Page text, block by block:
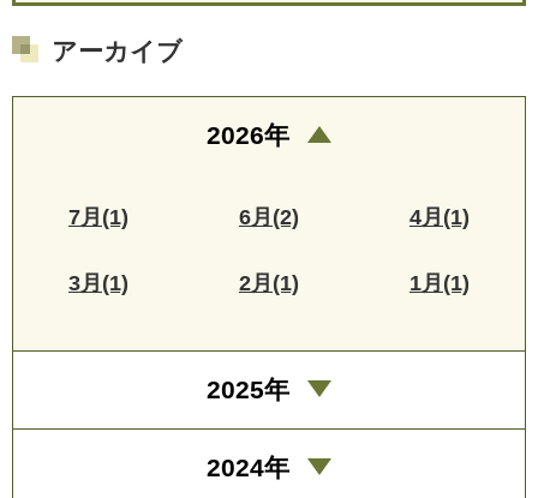
アーカイブ
2026年
7月(1) 6月(2) 4月(1)
3月(1) 2月(1) 1月(1)
2025年
2024年